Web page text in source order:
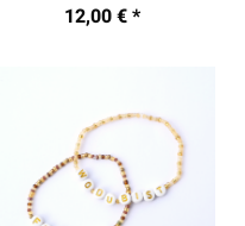
12,00 € *